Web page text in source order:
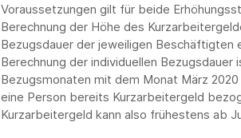
Voraussetzungen gilt für beide
Berechnung der Höhe des
Bezugsdauer der jeweiligen
Berechnung der individuellen
Bezugsmonaten mit dem Monat März
eine Person bereits Kurzarbeitergeld
Kurzarbeitergeld kann also frühestens ab